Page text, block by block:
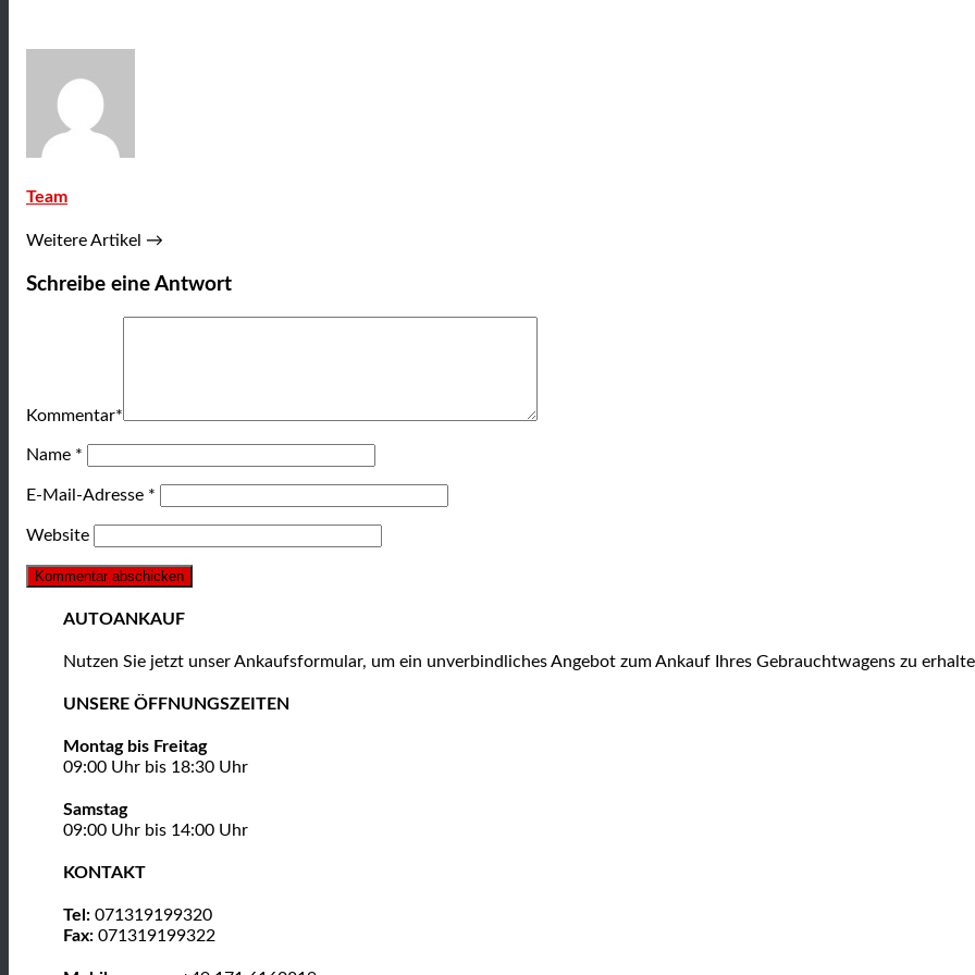
Team
Weitere Artikel →
Schreibe eine Antwort
Kommentar*
Name *
E-Mail-Adresse *
Website
AUTOANKAUF
Nutzen Sie jetzt unser Ankaufsformular, um ein unverbindliches Angebot zum Ankauf Ihres Gebrauchtwagens zu
UNSERE ÖFFNUNGSZEITEN
Montag bis Freitag
09:00 Uhr bis 18:30 Uhr
Samstag
09:00 Uhr bis 14:00 Uhr
KONTAKT
Tel:071319199320
Fax:071319199322